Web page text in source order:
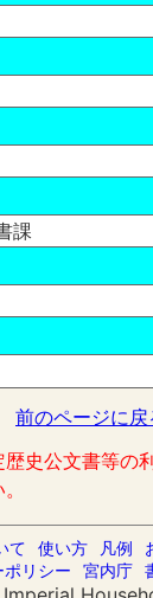
課
前のページに戻
史公文書等の
て 使い方 凡例
ポリシー
宮内庁